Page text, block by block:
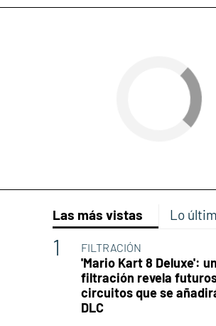
Las más vistas Lo
FILTRACIÓN
'Mario Kart 8 Deluxe':
filtración revela
circuitos que se
DLC